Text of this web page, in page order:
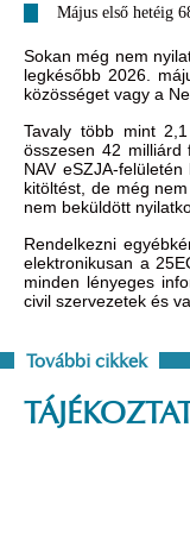
Május első hetéig
Sokan még nem
legkésőbb 2026.
közösséget vagy a
Tavaly több mint
összesen 42 milliárd
NAV eSZJA-
kitöltést, de még
nem beküldött
Rendelkezni
elektronikusan a
minden lényeges
civil szervezetek és
További cikkek